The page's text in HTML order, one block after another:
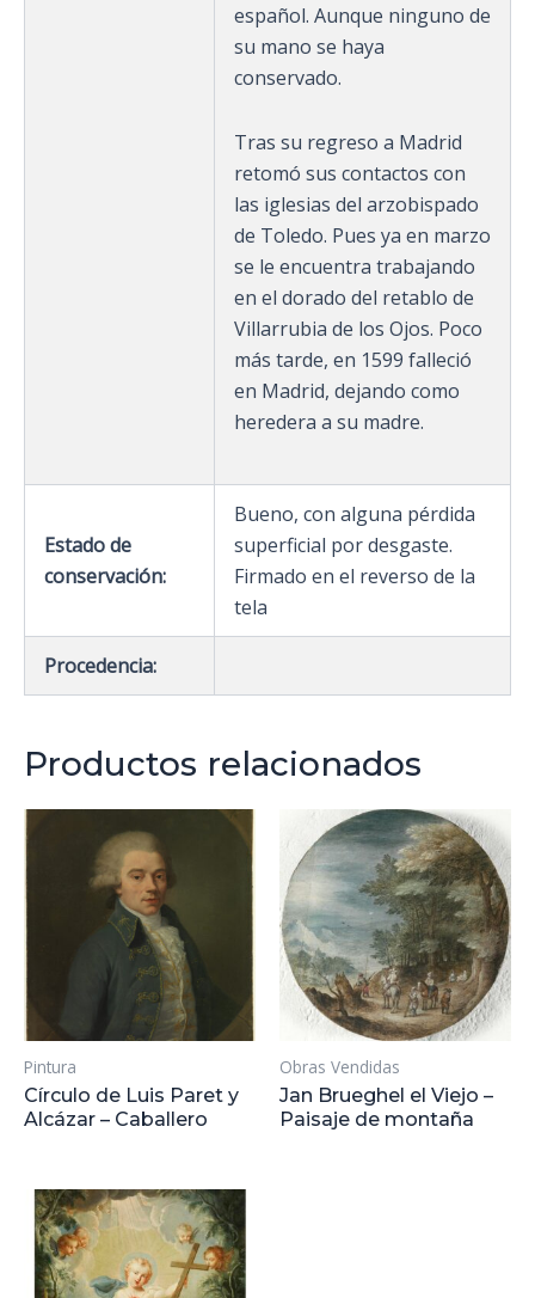
español. Aunque ninguno de
su mano se haya
conservado.
Tras su regreso a Madrid
retomó sus contactos con
las iglesias del arzobispado
de Toledo. Pues ya en marzo
se le encuentra trabajando
en el dorado del retablo de
Villarrubia de los Ojos. Poco
más tarde, en 1599 falleció
en Madrid, dejando como
heredera a su madre.
Estado de
conservación:
Bueno, con alguna pérdida
superficial por desgaste.
Firmado en el reverso de la
tela
Procedencia:
Productos relacionados
Pintura
Círculo de Luis Paret y
Alcázar – Caballero
Obras Vendidas
Jan Brueghel el Viejo –
Paisaje de montaña